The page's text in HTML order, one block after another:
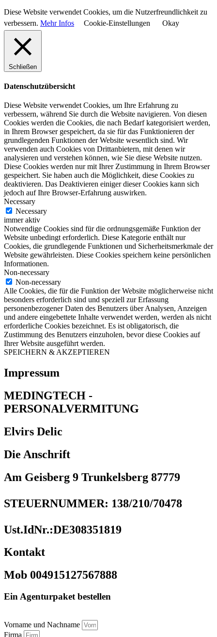
Diese Website verwendet Cookies, um die Nutzerfreundlichkeit zu
verbessern. Mehr Infos Cookie-Einstellungen Okay
Schließen
Datenschutzübersicht
Diese Website verwendet Cookies, um Ihre Erfahrung zu
verbessern, während Sie durch die Website navigieren. Von diesen
Cookies werden die Cookies, die nach Bedarf kategorisiert werden,
in Ihrem Browser gespeichert, da sie für das Funktionieren der
grundlegenden Funktionen der Website wesentlich sind. Wir
verwenden auch Cookies von Drittanbietern, mit denen wir
analysieren und verstehen können, wie Sie diese Website nutzen.
Diese Cookies werden nur mit Ihrer Zustimmung in Ihrem Browser
gespeichert. Sie haben auch die Möglichkeit, diese Cookies zu
deaktivieren. Das Deaktivieren einiger dieser Cookies kann sich
jedoch auf Ihre Browser-Erfahrung auswirken.
Necessary
Necessary
immer aktiv
Notwendige Cookies sind für die ordnungsgemäße Funktion der
Website unbedingt erforderlich. Diese Kategorie enthält nur
Cookies, die grundlegende Funktionen und Sicherheitsmerkmale der
Website gewährleisten. Diese Cookies speichern keine persönlichen
Informationen.
Non-necessary
Non-necessary
Alle Cookies, die für die Funktion der Website möglicherweise nicht
besonders erforderlich sind und speziell zur Erfassung
personenbezogener Daten des Benutzers über Analysen, Anzeigen
und andere eingebettete Inhalte verwendet werden, werden als nicht
erforderliche Cookies bezeichnet. Es ist obligatorisch, die
Zustimmung des Benutzers einzuholen, bevor diese Cookies auf
Ihrer Website ausgeführt werden.
SPEICHERN & AKZEPTIEREN
Impressum
MEDINGTECH -
PERSONALVERMITUNG
Elvirs Delic
Die Anschrift
Am Geisberg 9 Trunkelsberg 87779
STEUERNUMMER: 138/210/70478
Ust.IdNr.:DE308351819
Kontakt
Mob 004915127567888
Ein Agenturpaket bestellen
Vorname und Nachname
Firma